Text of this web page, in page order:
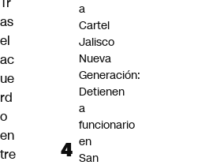
as
el
ac
ue
rd
o
en
tre
a
Cartel
Jalisco
Nueva
Generación:
Detienen
a
funcionario
en
San